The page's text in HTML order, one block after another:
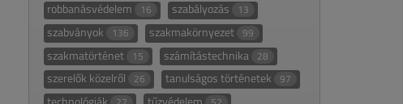
robbanásvédelem 16 szabályozás 13
szabványok 136 szakmakörnyezet 99
szakmatörténet 15 számítástechnika 28
szerelők közelről 26 tanulságos történetek 97